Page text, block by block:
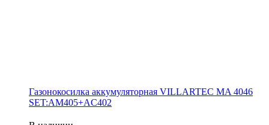
Газонокосилка аккумуляторная VILLARTEC MA 4046
SET:AM405+AC402